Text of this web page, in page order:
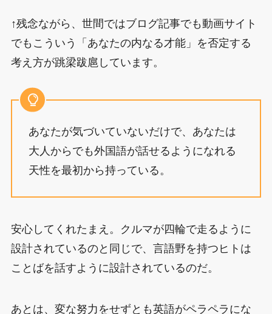
↑残念ながら、世間ではブログ記事でも動画サイト
でもこういう「あなたの内なる才能」を否定する
考え方が跳梁跋扈しています。
あなたが気づいていないだけで、あなたは
大人からでも外国語が話せるようになれる
天性を最初から持っている。
安心してくれたまえ。クルマが四輪で走るように
設計されているのと同じで、言語野を持つヒトは
ことばを話すように設計されているのだ。
あとは、変な努力をせずとも英語がペラペラにな